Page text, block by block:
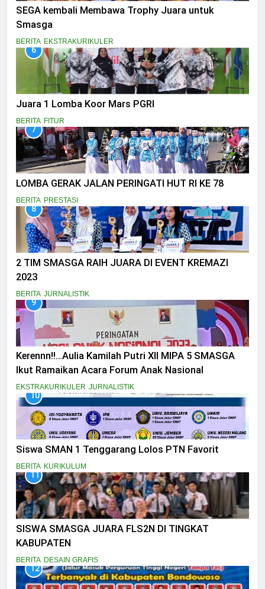
SEGA kembali Membawa Trophy Juara untuk
Smasga
BERITA EKSTRAKURIKULER
6
Juara 1 Lomba Koor Mars PGRI
BERITA FITUR
7
LOMBA GERAK JALAN PERINGATI HUT RI KE 78
BERITA PRESTASI
8
2 TIM SMASGA RAIH JUARA DI EVENT KREMAZI
2023
BERITA JURNALISTIK
9
Kerennn!!…Aulia Kamilah Putri XII MIPA 5 SMASGA
Ikut Ramaikan Acara Forum Anak Nasional
EKSTRAKURIKULER JURNALISTIK
10
Siswa SMAN 1 Tenggarang Lolos PTN Favorit
BERITA KURIKULUM
11
SISWA SMASGA JUARA FLS2N DI TINGKAT
KABUPATEN
BERITA DESAIN GRAFIS
12